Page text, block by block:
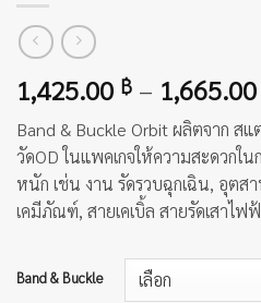
1,425.00 ฿ – 1,665.00
Band & Buckle Orbit ผลิตจาก สแ
วัดOD ในแพคเกจให้ความสะดวกใ
หนัก เช่น งาน รัดรวบฉุกเฉิน, อุตส
เคมีภัณฑ์, สายเคเบิ้ล สายรัดเสาไฟ
Band & Buckle